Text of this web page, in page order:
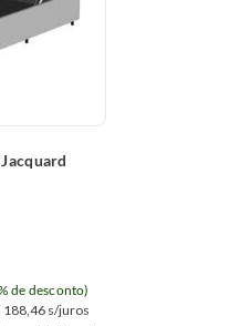
de desconto)
188,46 s/juros